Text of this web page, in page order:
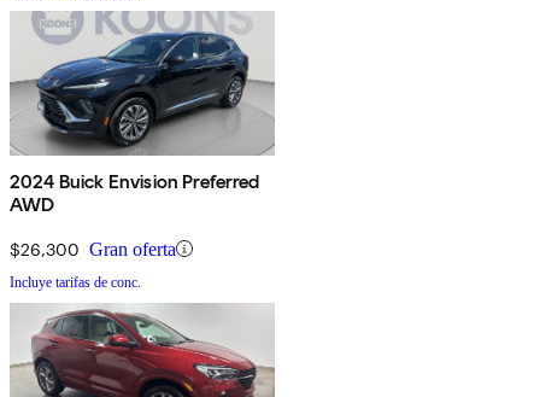
2024 Buick Envision Preferred
AWD
$26,300 Gran oferta
Incluye tarifas de conc.